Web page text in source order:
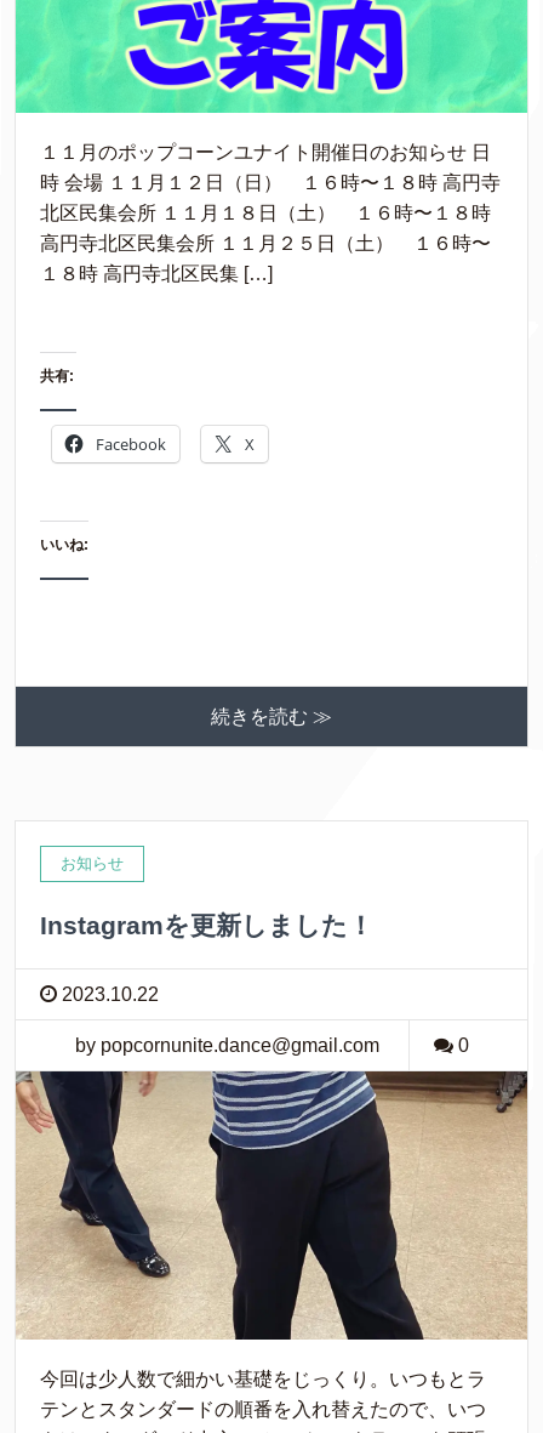
１１月のポップコーンユナイト開催日のお知らせ 日
時 会場 １１月１２日（日） １６時〜１８時 高円寺
北区民集会所 １１月１８日（土） １６時〜１８時
高円寺北区民集会所 １１月２５日（土） １６時〜
１８時 高円寺北区民集 […]
共有:
Facebook X
いいね:
続きを読む ≫
お知らせ
Instagramを更新しました！
2023.10.22
by popcornunite.dance@gmail.com 0
今回は少人数で細かい基礎をじっくり。いつもとラ
テンとスタンダードの順番を入れ替えたので、いつ